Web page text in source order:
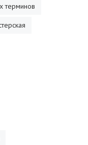
терминов